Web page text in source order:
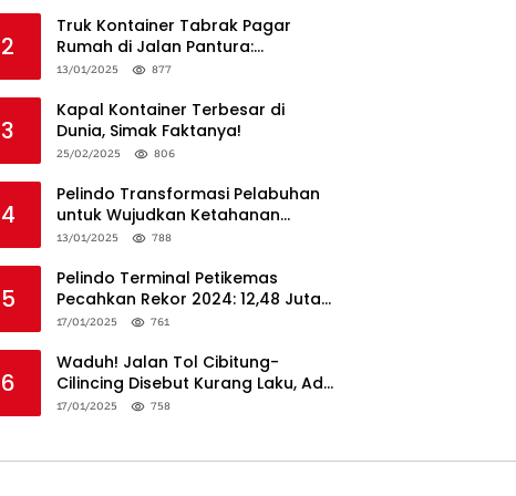
2
Truk Kontainer Tabrak Pagar
Rumah di Jalan Pantura:
Kronologi dan Langkah
13/01/2025 877
3
Kapal Kontainer Terbesar di
Dunia, Simak Faktanya!
25/02/2025 806
4
Pelindo Transformasi Pelabuhan
untuk Wujudkan Ketahanan
Logistik dan Daya Saing Global
13/01/2025 788
5
Pelindo Terminal Petikemas
Pecahkan Rekor 2024: 12,48 Juta
TEUs, Bukti Keunggulan Logistik
17/01/2025 761
6
Waduh! Jalan Tol Cibitung-
Cilincing Disebut Kurang Laku, Ada
Apa?
17/01/2025 758